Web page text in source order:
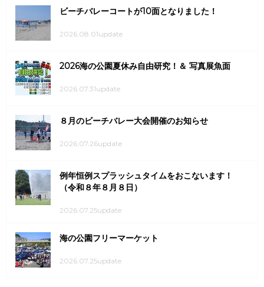
ビーチバレーコートが10面となりました！
2026.08.01update
2026海の公園夏休み自由研究！＆ 写真展魚面
2026.07.31update
８月のビーチバレー大会開催のお知らせ
2026.07.26update
例年恒例スプラッシュタイムをおこないます！
（令和８年８月８日）
2026.07.25update
海の公園フリーマーケット
2026.07.25update